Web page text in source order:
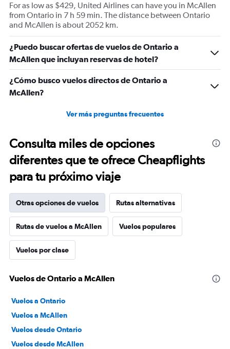
For as low as $429, United Airlines can have you in McAllen
from Ontario in 7 h 59 min. The distance between Ontario
and McAllen is about 2052 km.
¿Puedo buscar ofertas de vuelos de Ontario a
McAllen que incluyan reservas de hotel?
¿Cómo busco vuelos directos de Ontario a
McAllen?
Ver más preguntas frecuentes
Consulta miles de opciones
diferentes que te ofrece Cheapflights
para tu próximo viaje
Otras opciones de vuelos Rutas alternativas
Rutas de vuelos a McAllen Vuelos populares
Vuelos por clase
Vuelos de Ontario a McAllen
Vuelos a Ontario
Vuelos a McAllen
Vuelos desde Ontario
Vuelos desde McAllen